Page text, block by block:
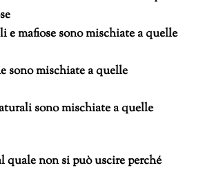
e mafiose sono mischiate a quelle
sono mischiate a quelle
sono mischiate a quelle
quale non si può uscire perché